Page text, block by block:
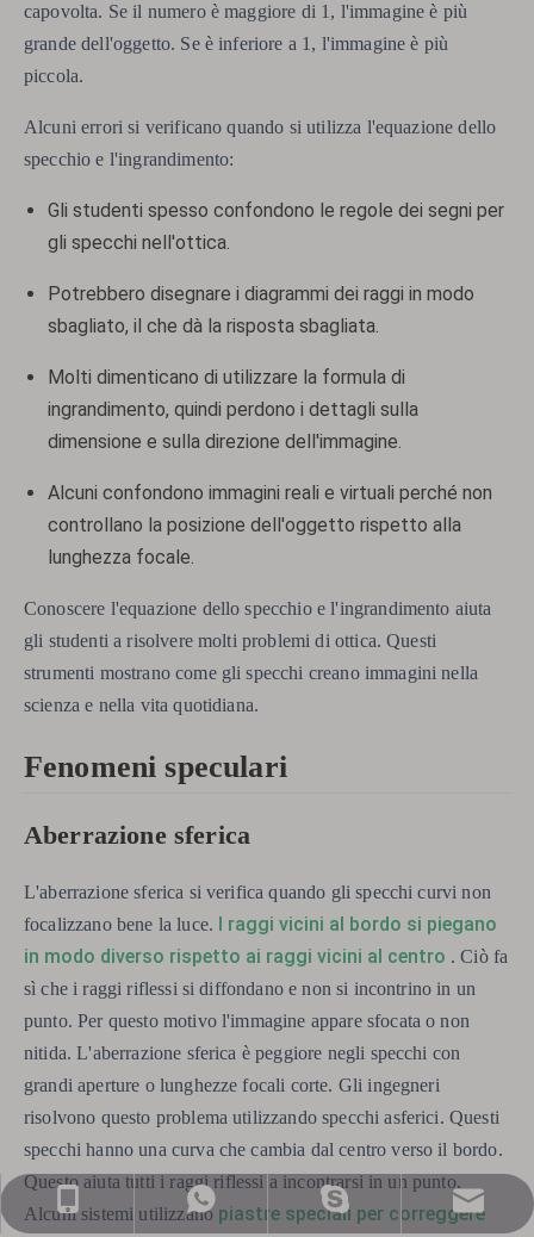
capovolta. Se il numero è maggiore di 1, l'immagine è più
grande dell'oggetto. Se è inferiore a 1, l'immagine è più
piccola.
Alcuni errori si verificano quando si utilizza l'equazione dello
specchio e l'ingrandimento:
Gli studenti spesso confondono le regole dei segni per
gli specchi nell'ottica.
Potrebbero disegnare i diagrammi dei raggi in modo
sbagliato, il che dà la risposta sbagliata.
Molti dimenticano di utilizzare la formula di
ingrandimento, quindi perdono i dettagli sulla
dimensione e sulla direzione dell'immagine.
Alcuni confondono immagini reali e virtuali perché non
controllano la posizione dell'oggetto rispetto alla
lunghezza focale.
Conoscere l'equazione dello specchio e l'ingrandimento aiuta
gli studenti a risolvere molti problemi di ottica. Questi
strumenti mostrano come gli specchi creano immagini nella
scienza e nella vita quotidiana.
Fenomeni speculari
Aberrazione sferica
L'aberrazione sferica si verifica quando gli specchi curvi non
focalizzano bene la luce.
I raggi vicini al bordo si piegano
in modo diverso rispetto ai raggi vicini al centro . Ciò fa
sì che i raggi riflessi si diffondano e non si incontrino in un
punto. Per questo motivo l'immagine appare sfocata o non
nitida. L'aberrazione sferica è peggiore negli specchi con
grandi aperture o lunghezze focali corte. Gli ingegneri
risolvono questo problema utilizzando specchi asferici. Questi
specchi hanno una curva che cambia dal centro verso il bordo.
Questo aiuta tutti i raggi riflessi a incontrarsi in un punto.
Alcuni sistemi utilizzano piastre speciali per correggere
+86-159-5177-5819
WhatsApp
+86 15951775819
sales@nj-optics.com